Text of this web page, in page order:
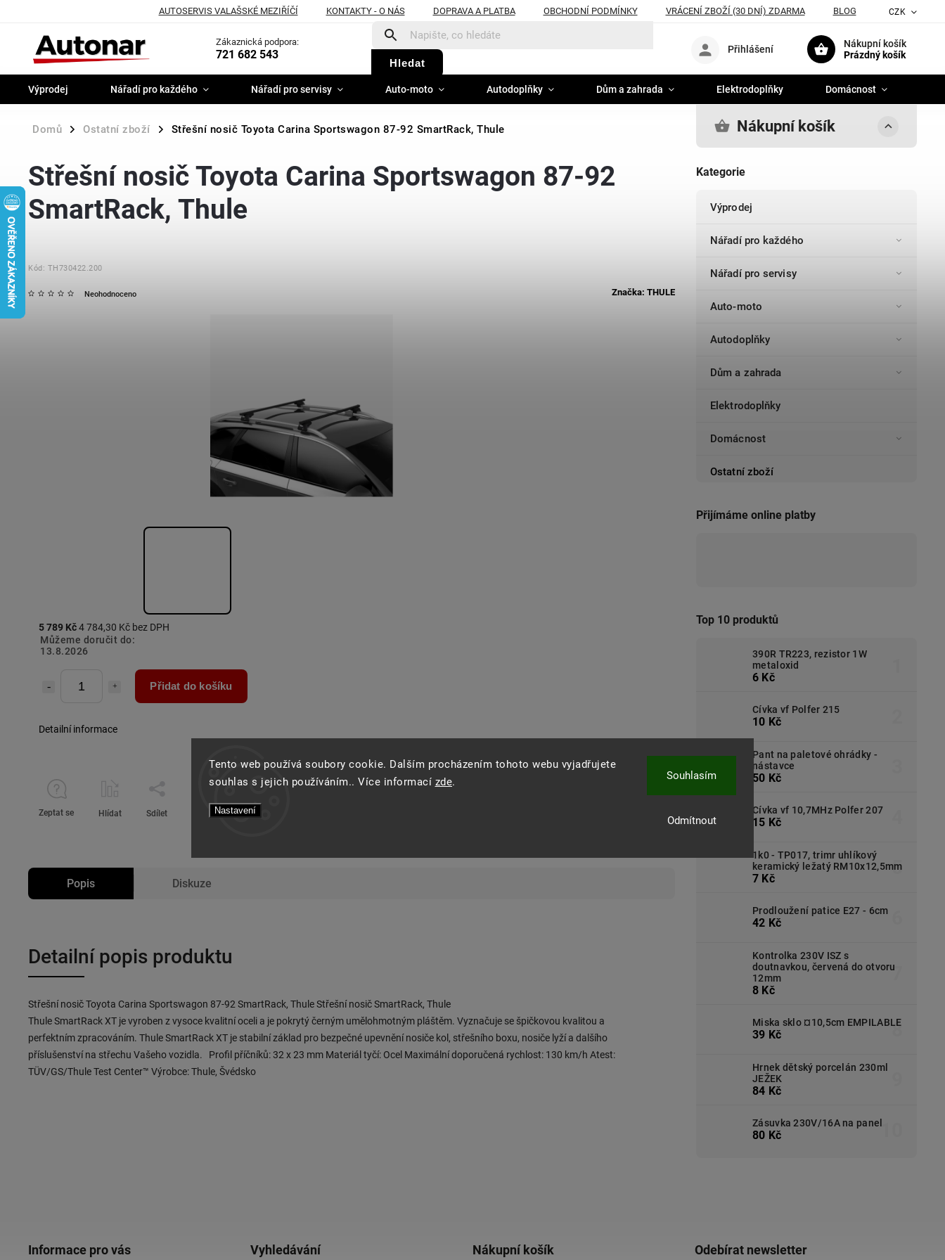
Tento web používá soubory cookie. Dalším procházením tohoto webu vyjadřujete
souhlas s jejich používáním.. Více informací zde.
Nastavení
Odmítnout
Souhlasím
AUTOSERVIS VALAŠSKÉ MEZIŘÍČÍ KONTAKTY - O NÁS DOPRAVA A PLATBA OBCHODNÍ PODMÍNKY VRÁCENÍ ZBOŽÍ (30 DNÍ) ZDARMA BLOG CZK
Zákaznická podpora:
721 682 543
Hledat
Nákupní košík
Prázdný košík
Přihlášení
Výprodej Nářadí pro každého Nářadí pro servisy Auto-moto Autodoplňky Dům a zahrada Elektrodoplňky Domácnost
Domů / Ostatní zboží / Střešní nosič Toyota Carina Sportswagon 87-92 SmartRack, Thule Nákupní košík
Kategorie
Výprodej
Nářadí pro každého
Nářadí pro servisy
Auto-moto
Autodoplňky
Dům a zahrada
Elektrodoplňky
Domácnost
Ostatní zboží
Přijímáme online platby
Top 10 produktů
390R TR223, rezistor 1W
metaloxid
6 Kč
Cívka vf Polfer 215
10 Kč
Pant na paletové ohrádky -
nástavce
50 Kč
Cívka vf 10,7MHz Polfer 207
15 Kč
1k0 - TP017, trimr uhlíkový
keramický ležatý RM10x12,5mm
7 Kč
Prodloužení patice E27 - 6cm
42 Kč
Kontrolka 230V ISZ s
doutnavkou, červená do otvoru
12mm
8 Kč
Miska sklo ¤10,5cm EMPILABLE
39 Kč
Hrnek dětský porcelán 230ml
JEŽEK
84 Kč
Zásuvka 230V/16A na panel
80 Kč
Střešní nosič Toyota Carina Sportswagon 87-92
SmartRack, Thule
Kód: TH730422.200
Neohodnoceno Značka: THULE
5 789 Kč4 784,30 Kč bez DPH
Můžeme doručit do:
13.8.2026
Přidat do košíku
Detailní informace
Zeptat se Hlídat Sdílet
Popis Diskuze
Detailní popis produktu
Střešní nosič Toyota Carina Sportswagon 87-92 SmartRack, Thule Střešní nosič SmartRack, Thule
Thule SmartRack XT je vyroben z vysoce kvalitní oceli a je pokrytý černým umělohmotným pláštěm. Vyznačuje se špičkovou kvalitou a
perfektním zpracováním. Thule SmartRack XT je stabilní základ pro bezpečné upevnění nosiče kol, střešního boxu, nosiče lyží a dalšího
příslušenství na střechu Vašeho vozidla. Profil příčníků: 32 x 23 mm Materiál tyčí: Ocel Maximální doporučená rychlost: 130 km/h Atest:
TÜV/GS/Thule Test Center™ Výrobce: Thule, Švédsko
Informace pro vás Vyhledávání Nákupní košík Odebírat newsletter